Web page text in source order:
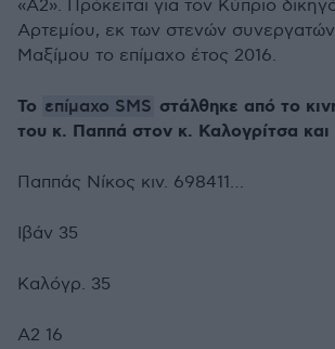
«Α2». Πρόκειται για τον Κύπριο
Αρτεμίου, εκ των στενών
Μαξίμου το επίμαχο έτος 2016.
Το επίμαχο SMS στάλθηκε από το
του κ. Παππά στον κ. Καλογρίτσα και
Παππάς Νίκος κιν. 698411…
Ιβάν 35
Καλόγρ. 35
Α2 16